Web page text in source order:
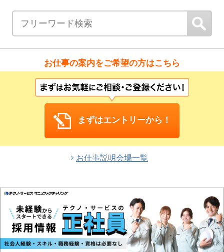
お仕事の案内をご希望の方はこちら
まずはエントリーから！
お仕事説明会場一覧